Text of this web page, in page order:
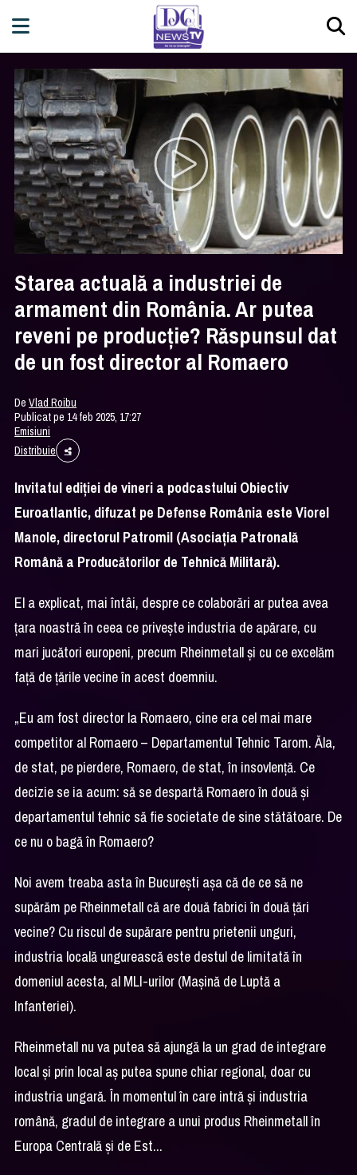
Starea actuală a industriei de
armament din România. Ar putea
reveni pe producție? Răspunsul dat
de un fost director al Romaero
DeVlad Roibu
Publicat pe 14 feb 2025, 17:27
Emisiuni
Distribuie
Invitatul ediției de vineri a podcastului Obiectiv
Euroatlantic, difuzat pe Defense România este Viorel
Manole, directorul Patromil (Asociația Patronală
Română a Producătorilor de Tehnică Militară).
El a explicat, mai întâi, despre ce colaborări ar putea avea
țara noastră în ceea ce privește industria de apărare, cu
mari jucători europeni, precum Rheinmetall și cu ce excelăm
față de țările vecine în acest doemniu.
„Eu am fost director la Romaero, cine era cel mai mare
competitor al Romaero – Departamentul Tehnic Tarom. Ăla,
de stat, pe pierdere, Romaero, de stat, în insovlență. Ce
decizie se ia acum: să se despartă Romaero în două și
departamentul tehnic să fie societate de sine stătătoare. De
ce nu o bagă în Romaero?
Noi avem treaba asta în București așa că de ce să ne
supărăm pe Rheinmetall că are două fabrici în două țări
vecine? Cu riscul de supărare pentru prietenii unguri,
industria locală ungurească este destul de limitată în
domeniul acesta, al MLI-urilor (Mașină de Luptă a
Infanteriei).
Rheinmetall nu va putea să ajungă la un grad de integrare
local și prin local aș putea spune chiar regional, doar cu
industria ungară. În momentul în care intră și industria
română, gradul de integrare a unui produs Rheinmetall în
Europa Centrală și de Est...